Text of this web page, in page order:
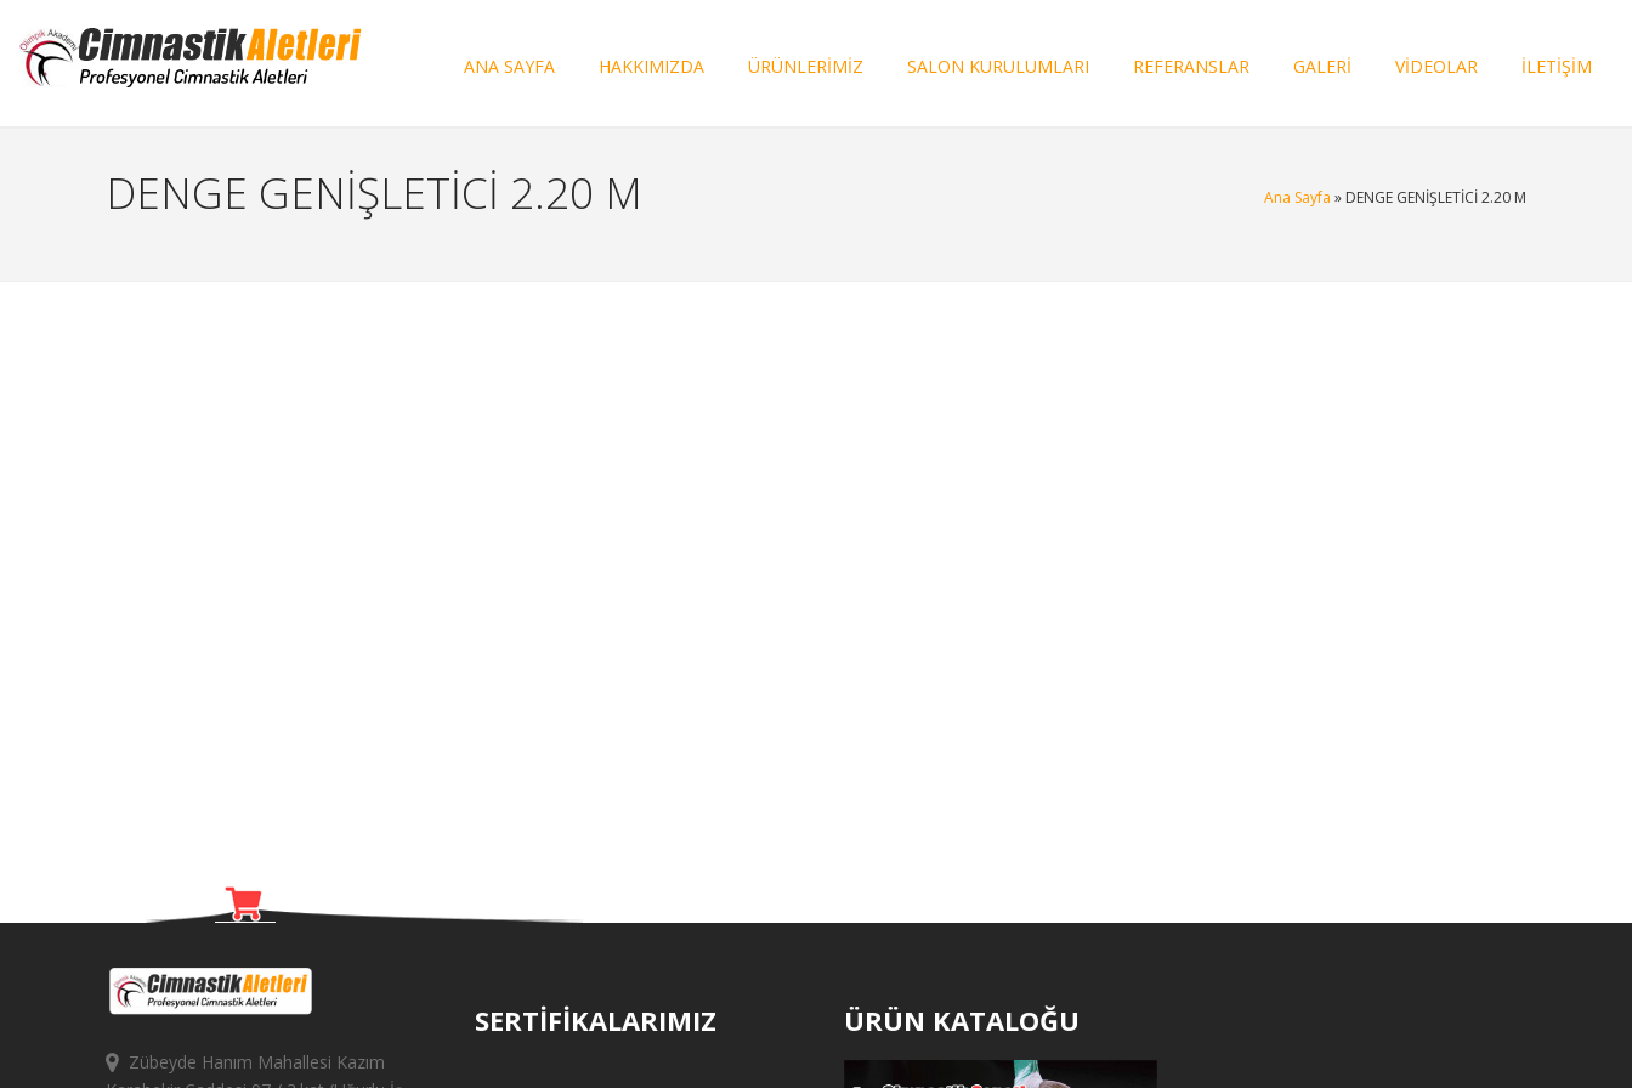
ANA SAYFA HAKKIMIZDA ÜRÜNLERİMİZ SALON KURULUMLARI REFERANSLAR GALERİ VİDEOLAR İLETİŞİM
DENGE GENİŞLETİCİ 2.20 M Ana Sayfa » DENGE GENİŞLETİCİ 2.20 M
Zübeyde Hanım Mahallesi Kazım
SERTİFİKALARIMIZ ÜRÜN KATALOĞU